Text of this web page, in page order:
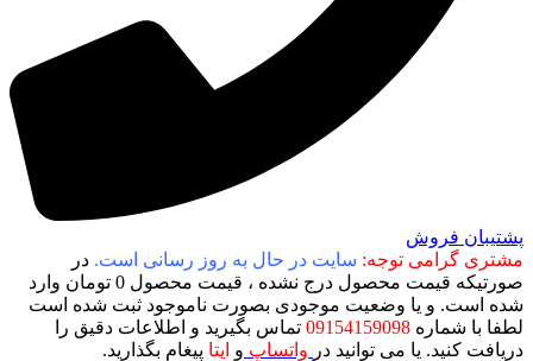
پشتیبان فروش
مشتری گرامی توجه: سایت در حال به روز رسانی است. در
صورتیکه قیمت محصول درج نشده ، قیمت محصول 0 تومان وارد
شده است. و یا وضعیت موجودی بصورت ناموجود ثبت شده است
لطفا با شماره 09154159098 تماس بگیرید و اطلاعات دقیق را
دریافت کنید. یا می توانید در واتساپ و ایتا پیغام بگذارید.